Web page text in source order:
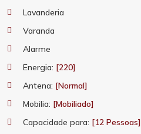
Lavanderia
Varanda
Alarme
Energia: [220]
Antena: [Normal]
Mobilia: [Mobiliado]
Capacidade para: [12 Pessoas]